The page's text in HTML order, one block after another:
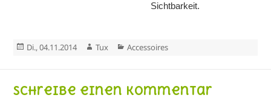
Sichtbarkeit.
Veröffentlicht
Di., 04.11.2014 Autor
Tux Kategorien
Accessoires
Schreibe einen Kommentar